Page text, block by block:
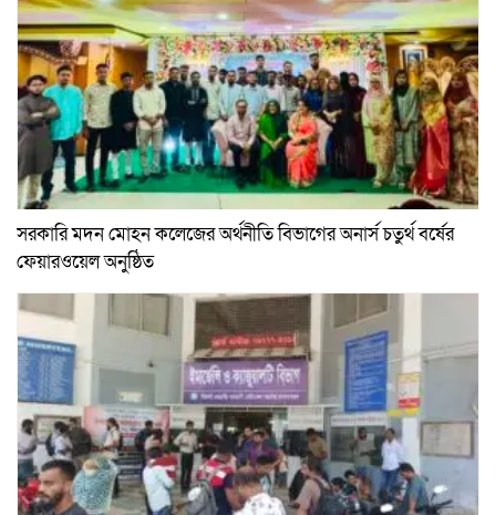
সরকারি মদন মোহন কলেজের অর্থনীতি বিভাগের অনার্স চতুর্থ বর্ষের
ফেয়ারওয়েল অনুষ্ঠিত